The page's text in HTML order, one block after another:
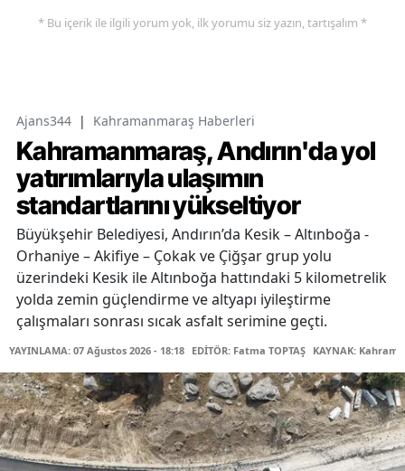
* Bu içerik ile ilgili yorum yok, ilk yorumu siz yazın, tartışalım *
Ajans344 | Kahramanmaraş Haberleri
Kahramanmaraş, Andırın'da yol
yatırımlarıyla ulaşımın
standartlarını yükseltiyor
Büyükşehir Belediyesi, Andırın’da Kesik – Altınboğa -
Orhaniye – Akifiye – Çokak ve Çiğşar grup yolu
üzerindeki Kesik ile Altınboğa hattındaki 5 kilometrelik
yolda zemin güçlendirme ve altyapı iyileştirme
çalışmaları sonrası sıcak asfalt serimine geçti.
YAYINLAMA: 07 Ağustos 2026 - 18:18 EDİTÖR: Fatma TOPTAŞ KAYNAK: